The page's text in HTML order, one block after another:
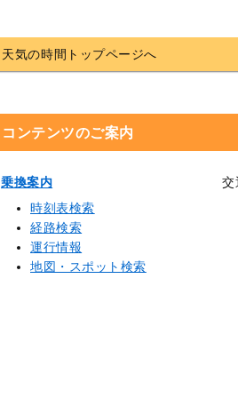
天気の時間トップページへ
コンテンツのご案内
乗換案内
時刻表検索
経路検索
運行情報
地図・スポット検索
交